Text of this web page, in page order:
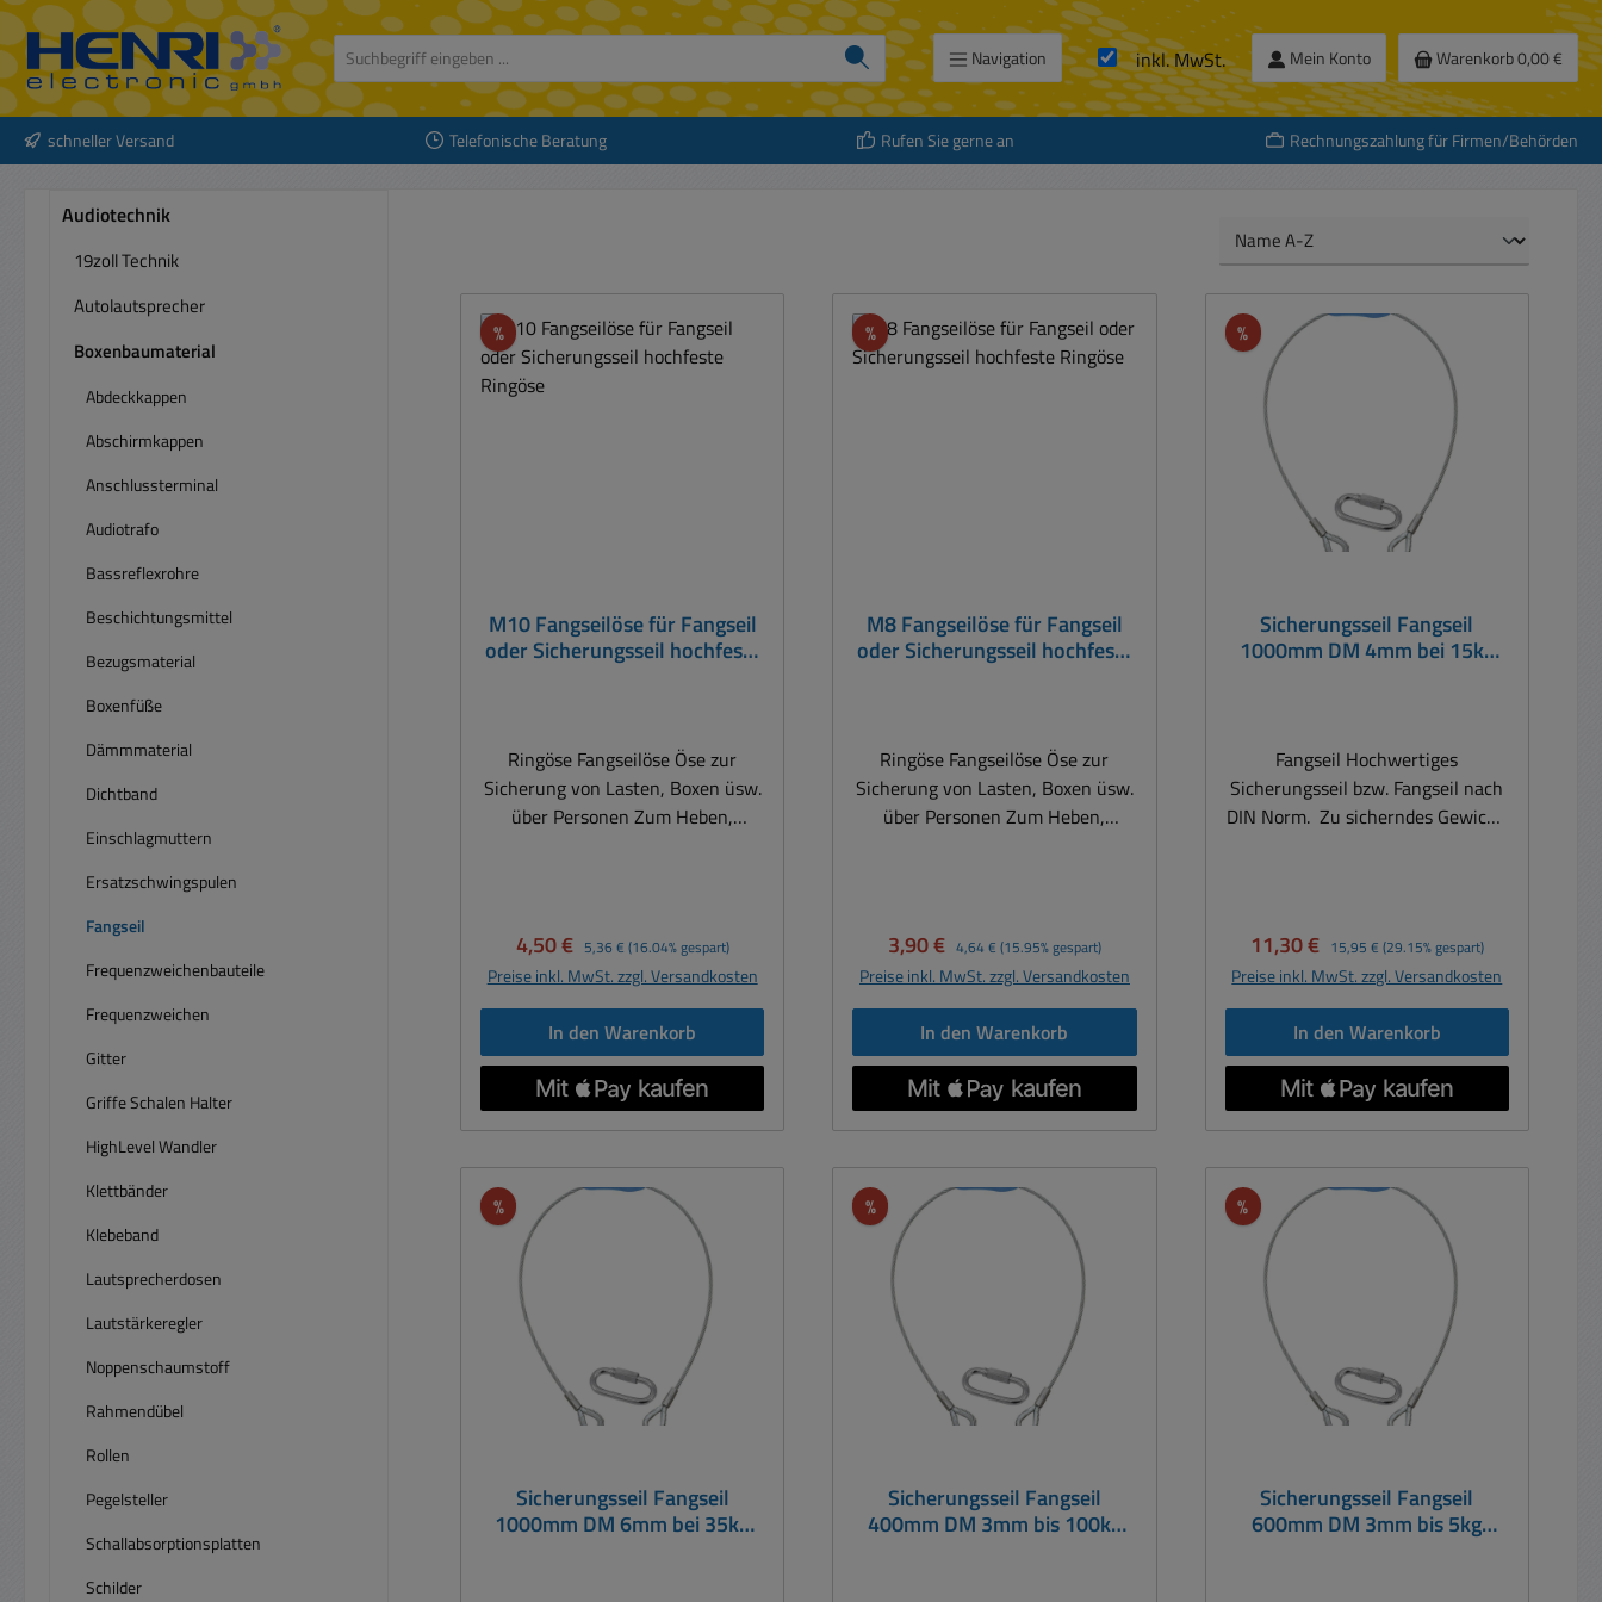
Hauptinhalt springen
Zur Suche springen
Zur Hauptnavigation springen
Navigation inkl. MwSt. Mein Konto Warenkorb0,00 €
schneller Versand Telefonische Beratung Rufen Sie gerne an Rechnungszahlung für Firmen/Behörden
Audiotechnik
19zoll Technik
Autolautsprecher
Boxenbaumaterial
Abdeckkappen
Abschirmkappen
Anschlussterminal
Audiotrafo
Bassreflexrohre
Beschichtungsmittel
Bezugsmaterial
Boxenfüße
Dämmmaterial
Dichtband
Einschlagmuttern
Ersatzschwingspulen
Fangseil
Frequenzweichenbauteile
Frequenzweichen
Gitter
Griffe Schalen Halter
HighLevel Wandler
Klettbänder
Klebeband
Lautsprecherdosen
Lautstärkeregler
Noppenschaumstoff
Rahmendübel
Rollen
Pegelsteller
Schallabsorptionsplatten
Schilder
%Rabatt
M10 Fangseilöse für Fangseil
oder Sicherungsseil hochfeste
Ringöse Fangseilöse Öse zur
Sicherung von Lasten, Boxen üsw.
über Personen Zum Heben,
einer Lautsprecherbox mit M10
Gewinde Warnhinweis: Die
Traglastangabe (WLL) dieses
Produkts gilt für das Heben und
Tragen von Lasten im
Hebezeugbetrieb Sie beschreibt
nicht das maximal zulässige
Einsatz über Personen ausgelegt
ist! Material: C15E
Gewindedurchmesser: M10
Gewindelänge: 17mm Max. Last
WLL (4-fach): 230 kg Max. Last
BGV C1 (8-fach): 115 kg
Innendurchmesser: 25mm
Außendurchmesser: 45mm
Gesamtlänge: 62mm Gewicht:
Verkaufspreis:
4,50 € Regulärer Preis:
5,36 € (16.04% gespart)
Preise inkl. MwSt. zzgl. Versandkosten
In den Warenkorb
%Rabatt
M8 Fangseilöse für Fangseil
oder Sicherungsseil hochfeste
Ringöse Fangseilöse Öse zur
Sicherung von Lasten, Boxen üsw.
über Personen Zum Heben,
einer Lautsprecherbox mit M8
Gewinde Warnhinweis: Die
Traglastangabe (WLL) dieses
Produkts gilt für das Heben und
Tragen von Lasten im
Hebezeugbetrieb Sie beschreibt
nicht das maximal zulässige
Einsatz über Personen ausgelegt
ist! Material: C15E
Gewindedurchmesser: M8
Gewindelänge: 13mm Max. Last
WLL (4-fach): 140 kg Max. Last
BGV C1 (8-fach): 70 kg
Innendurchmesser: 20mm
Außendurchmesser: 36mm
Gesamtlänge: 49mm Gewicht:
Verkaufspreis:
3,90 € Regulärer Preis:
4,64 € (15.95% gespart)
Preise inkl. MwSt. zzgl. Versandkosten
In den Warenkorb
%Rabatt
Sicherungsseil Fangseil
1000mm DM 4mm bei 15kg
Fangseil Hochwertiges
Sicherungsseil bzw. Fangseil nach
DIN Norm. Zu sicherndes Gewicht:
Seilkonstruktion: 6x19 FC Norm:
DIN EN 12385-4:2008-06, DIN
56927:2009-03 Nennfestigkeit:
1770 N/mm² Seilfestigkeitsklasse:
1770 Oberfläche der Drähte:
Verzinkt Längengewicht: 0,0554
kg/m Set bestehend aus: 1x
Schnellverbindungsglied.
Verkaufspreis:
11,30 € Regulärer Preis:
15,95 € (29.15% gespart)
Preise inkl. MwSt. zzgl. Versandkosten
In den Warenkorb
%Rabatt
Sicherungsseil Fangseil
1000mm DM 6mm bei 35kg
%Rabatt
Sicherungsseil Fangseil
400mm DM 3mm bis 100kg
%Rabatt
Sicherungsseil Fangseil
600mm DM 3mm bis 5kg